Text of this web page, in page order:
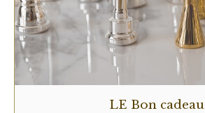
LE Bon cadeau